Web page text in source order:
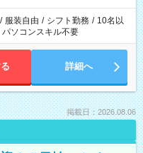
。 合計で週40時間を超える場
/ 服装自由 / シフト勤務 / 10名以
パソコンスキル不要
詳細へ
掲載日：2026.08.06